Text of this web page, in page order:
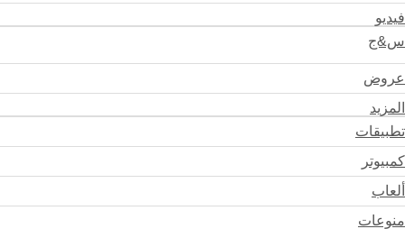
فيديو
س&ج
عروض
المزيد
تطبيقات
كمبيوتر
ألعاب
منوعات